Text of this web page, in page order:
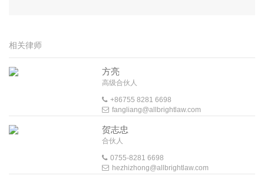
相关律师
方亮
高级合伙人
+86755 8281 6698
fangliang@allbrightlaw.com
贺志忠
合伙人
0755-8281 6698
hezhizhong@allbrightlaw.com